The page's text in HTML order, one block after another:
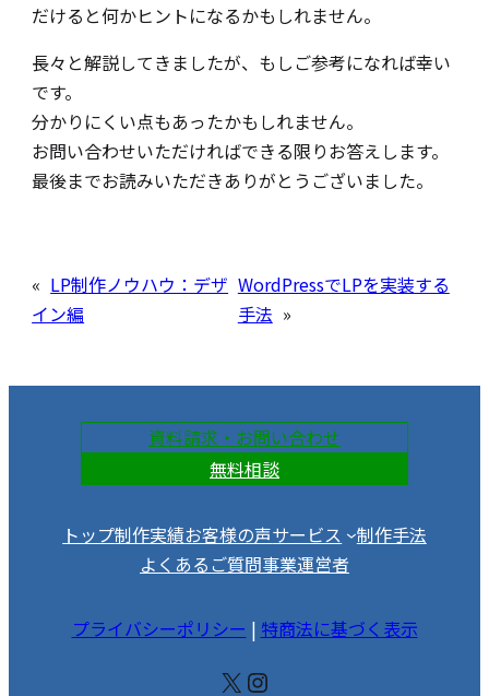
だけると何かヒントになるかもしれません。
長々と解説してきましたが、もしご参考になれば幸い
です。
分かりにくい点もあったかもしれません。
お問い合わせいただければできる限りお答えします。
最後までお読みいただきありがとうございました。
« LP制作ノウハウ：デザ
イン編
WordPressでLPを実装する
手法 »
資料請求・お問い合わせ
無料相談
トップ制作実績お客様の声サービス
制作手法
よくあるご質問事業運営者
プライバシーポリシー | 特商法に基づく表示
X Instagram